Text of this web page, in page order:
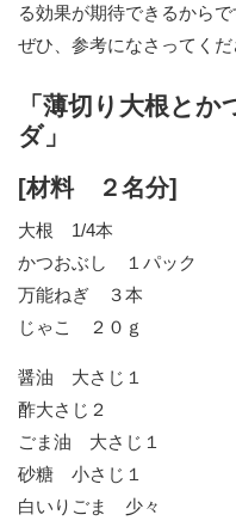
る効果が期待できるからで
ぜひ、参考になさってくだ
「薄切り大根と
ダ」
[材料 ２名分]
大根 1/4本
かつおぶし １パック
万能ねぎ ３本
じゃこ ２０ｇ
醤油 大さじ１
酢大さじ２
ごま油 大さじ１
砂糖 小さじ１
白いりごま 少々